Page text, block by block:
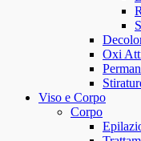
Oxi
Viso e Corpo
Corpo